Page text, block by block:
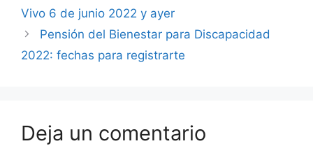
Vivo 6 de junio 2022 y ayer
Pensión del Bienestar para Discapacidad
2022: fechas para registrarte
Deja un comentario